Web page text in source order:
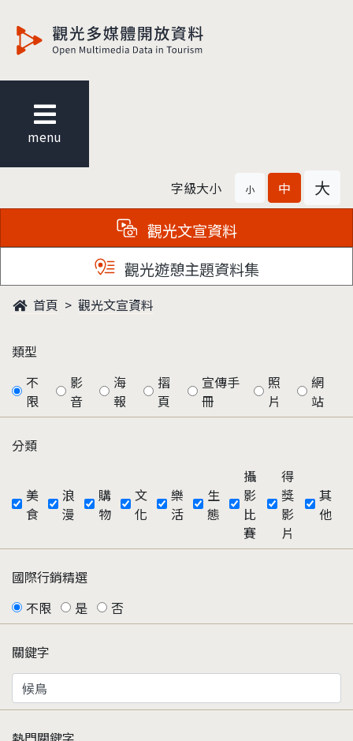
menu
字級大小 小 中 大
觀光文宣資料
觀光遊憩主題資料集
首頁 觀光文宣資料
類型
不
限
影
音
海
報
摺
頁
宣傳手
冊
照
片
網
站
分類
美
食
浪
漫
購
物
文
化
樂
活
生
態
攝
影
比
賽
得
獎
影
片
其
他
國際行銷精選
不限
是 否
關鍵字